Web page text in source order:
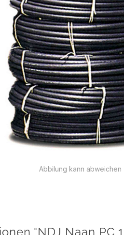
Abbilung kann abweichen
"NDJ Naan PC